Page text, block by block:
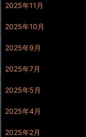
2025年11月
2025年10月
2025年9月
2025年7月
2025年5月
2025年4月
2025年2月